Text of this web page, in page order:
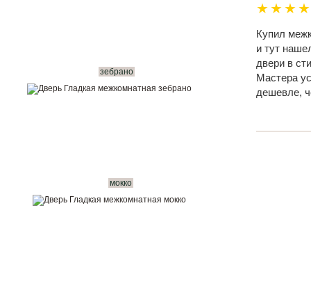
зебрано
мокко
Купил
и тут
двери в
Мастера
дешевле,